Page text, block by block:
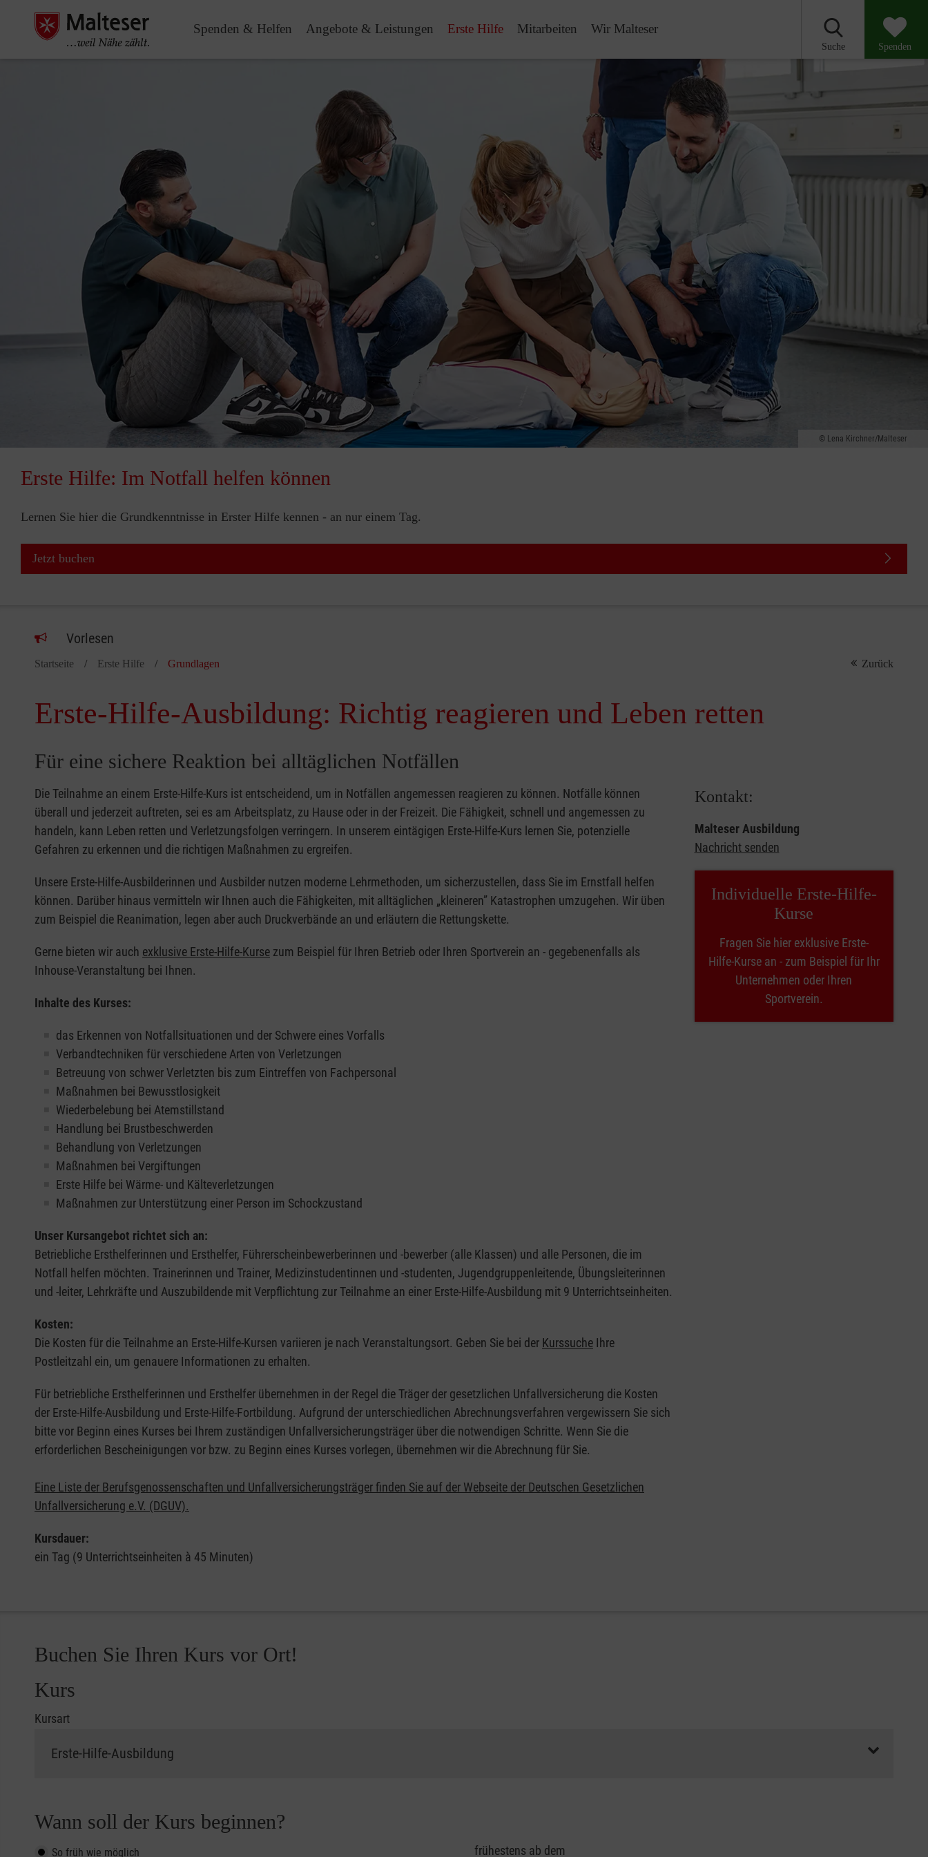
Spenden & Helfen Angebote & Leistungen Erste Hilfe Mitarbeiten Wir Malteser
Suche Spenden
Lena Kirchner/Malteser
Erste Hilfe: Im Notfall helfen können
Lernen Sie hier die Grundkenntnisse in Erster Hilfe kennen - an nur einem Tag.
Jetzt buchen
Vorlesen
Startseite Erste Hilfe Grundlagen Zurück
Erste-Hilfe-Ausbildung: Richtig reagieren und Leben retten
Für eine sichere Reaktion bei alltäglichen Notfällen
Die Teilnahme an einem Erste-Hilfe-Kurs ist entscheidend, um in Notfällen angemessen reagieren zu können. Notfälle können
überall und jederzeit auftreten, sei es am Arbeitsplatz, zu Hause oder in der Freizeit. Die Fähigkeit, schnell und angemessen zu
handeln, kann Leben retten und Verletzungsfolgen verringern. In unserem eintägigen Erste-Hilfe-Kurs lernen Sie, potenzielle
Gefahren zu erkennen und die richtigen Maßnahmen zu ergreifen.
Unsere Erste-Hilfe-Ausbilderinnen und Ausbilder nutzen moderne Lehrmethoden, um sicherzustellen, dass Sie im Ernstfall helfen
können. Darüber hinaus vermitteln wir Ihnen auch die Fähigkeiten, mit alltäglichen „kleineren” Katastrophen umzugehen. Wir üben
zum Beispiel die Reanimation, legen aber auch Druckverbände an und erläutern die Rettungskette.
Gerne bieten wir auch exklusive Erste-Hilfe-Kurse zum Beispiel für Ihren Betrieb oder Ihren Sportverein an - gegebenenfalls als
Inhouse-Veranstaltung bei Ihnen.
Inhalte des Kurses:
das Erkennen von Notfallsituationen und der Schwere eines Vorfalls
Verbandtechniken für verschiedene Arten von Verletzungen
Betreuung von schwer Verletzten bis zum Eintreffen von Fachpersonal
Maßnahmen bei Bewusstlosigkeit
Wiederbelebung bei Atemstillstand
Handlung bei Brustbeschwerden
Behandlung von Verletzungen
Maßnahmen bei Vergiftungen
Erste Hilfe bei Wärme- und Kälteverletzungen
Maßnahmen zur Unterstützung einer Person im Schockzustand
Unser Kursangebot richtet sich an:
Betriebliche Ersthelferinnen und Ersthelfer, Führerscheinbewerberinnen und -bewerber (alle Klassen) und alle Personen, die im
Notfall helfen möchten. Trainerinnen und Trainer, Medizinstudentinnen und -studenten, Jugendgruppenleitende, Übungsleiterinnen
und -leiter, Lehrkräfte und Auszubildende mit Verpflichtung zur Teilnahme an einer Erste-Hilfe-Ausbildung mit 9 Unterrichtseinheiten.
Kosten:
Die Kosten für die Teilnahme an Erste-Hilfe-Kursen variieren je nach Veranstaltungsort. Geben Sie bei der Kurssuche Ihre
Postleitzahl ein, um genauere Informationen zu erhalten.
Für betriebliche Ersthelferinnen und Ersthelfer übernehmen in der Regel die Träger der gesetzlichen Unfallversicherung die Kosten
der Erste-Hilfe-Ausbildung und Erste-Hilfe-Fortbildung. Aufgrund der unterschiedlichen Abrechnungsverfahren vergewissern Sie sich
bitte vor Beginn eines Kurses bei Ihrem zuständigen Unfallversicherungsträger über die notwendigen Schritte. Wenn Sie die
erforderlichen Bescheinigungen vor bzw. zu Beginn eines Kurses vorlegen, übernehmen wir die Abrechnung für Sie.
Eine Liste der Berufsgenossenschaften und Unfallversicherungsträger finden Sie auf der Webseite der Deutschen Gesetzlichen
Unfallversicherung e.V. (DGUV).
Kursdauer:
ein Tag (9 Unterrichtseinheiten à 45 Minuten)
Kontakt:
Malteser Ausbildung
Nachricht senden
Individuelle Erste-Hilfe-
Kurse
Fragen Sie hier exklusive Erste-
Hilfe-Kurse an - zum Beispiel für Ihr
Unternehmen oder Ihren
Sportverein.
Buchen Sie Ihren Kurs vor Ort!
Kurs
Kursart
Wann soll der Kurs beginnen?
So früh wie möglich frühestens ab dem